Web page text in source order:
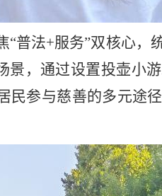
“普法+服务”双核心
景，通过设置投壶小
民参与慈善的多元途